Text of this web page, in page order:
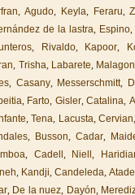
,Agudo, Keyla, Feraru,
de la lastra, Espino,
, Rivaldo, Kapoor,
, Trisha, Labarete, Malagon
, Casany, Messerschmitt,
, Farto, Gisler,Catalina,
,Tena, Lacusta, Cervian,
, Busson, Cadar,
, Cadell , Niell,
, Kandji,Candeleda,
, De la nuez, Dayón,